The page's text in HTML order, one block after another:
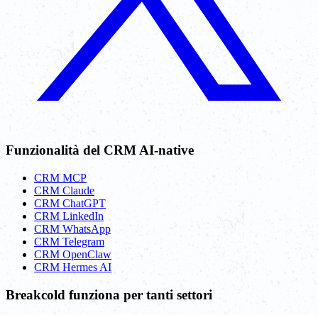
Funzionalità del CRM AI-native
CRM MCP
CRM Claude
CRM ChatGPT
CRM LinkedIn
CRM WhatsApp
CRM Telegram
CRM OpenClaw
CRM Hermes AI
Breakcold funziona per tanti settori